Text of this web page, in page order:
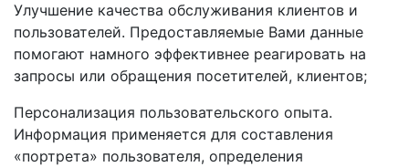
Улучшение качества обслуживания клиентов и
пользователей. Предоставляемые Вами данные
помогают намного эффективнее реагировать на
запросы или обращения посетителей, клиентов;
Персонализация пользовательского опыта.
Информация применяется для составления
«портрета» пользователя, определения